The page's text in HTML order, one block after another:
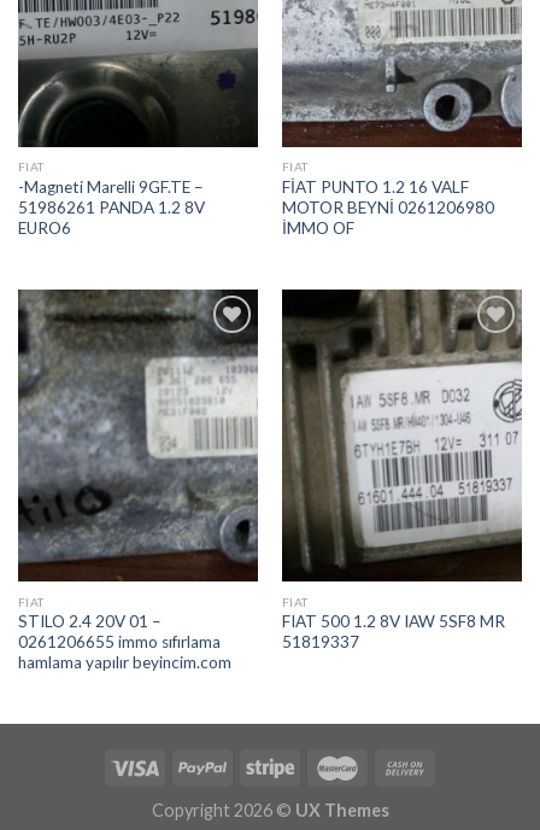
FIAT
-Magneti Marelli 9GF.TE –
51986261 PANDA 1.2 8V
EURO6
FIAT
FİAT PUNTO 1.2 16 VALF
MOTOR BEYNİ 0261206980
İMMO OF
İstek
Listeme
FIAT
STILO 2.4 20V 01 –
0261206655 immo sıfırlama
hamlama yapılır beyincim.com
İstek
Listeme
Ekle
FIAT
FIAT 500 1.2 8V IAW 5SF8 MR
51819337
Copyright 2026 © UX Themes